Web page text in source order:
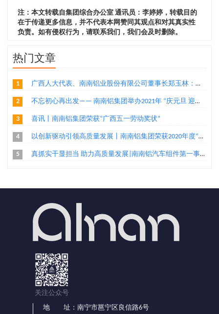
注：本文转载自集团综合办公室 通讯员：李婷婷，转载目的
在于传递更多信息，并不代表本网赞同其观点和对其真实性
负责。如有侵权行为，请联系我们，我们会及时删除。
热门文章
1 广西人大代表、南南铝业股份有限公司董事长郑玉林：通过“二次创业”实现铝产业转型升级
2 不忘初心再出发—— 南南铝集团举办2021年 “庆元旦 迎新年”环公司跑活动
3 喜讯丨南南铝集团荣获“广西五一劳动奖状”
4 以创新驱动引领高质量发展丨南南铝集团荣获2020年度“广西高新技术企业百强”、“广西创新能力企业10强”称号两项荣誉
5 真抓实干显担当 助力高质量发展|南南铝汽车组件第一事业部家电组件工程部把手机加二班荣获“广西工人先锋号”殊荣
关注公众号
地 址：南宁市邕宁区良信路6号